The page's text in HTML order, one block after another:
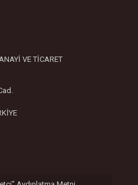
VE TİCARET